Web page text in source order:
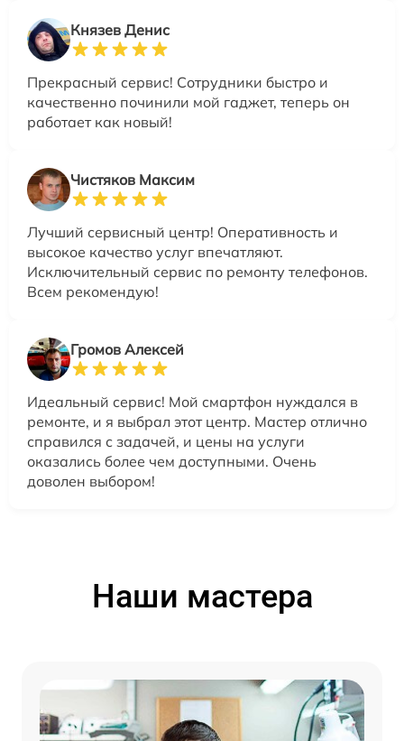
Князев Денис
Прекрасный сервис! Сотрудники быстро и
качественно починили мой гаджет, теперь он
работает как новый!
Чистяков Максим
Лучший сервисный центр! Оперативность и
высокое качество услуг впечатляют.
Исключительный сервис по ремонту телефонов.
Всем рекомендую!
Громов Алексей
Идеальный сервис! Мой смартфон нуждался в
ремонте, и я выбрал этот центр. Мастер отлично
справился с задачей, и цены на услуги
оказались более чем доступными. Очень
доволен выбором!
Наши мастера